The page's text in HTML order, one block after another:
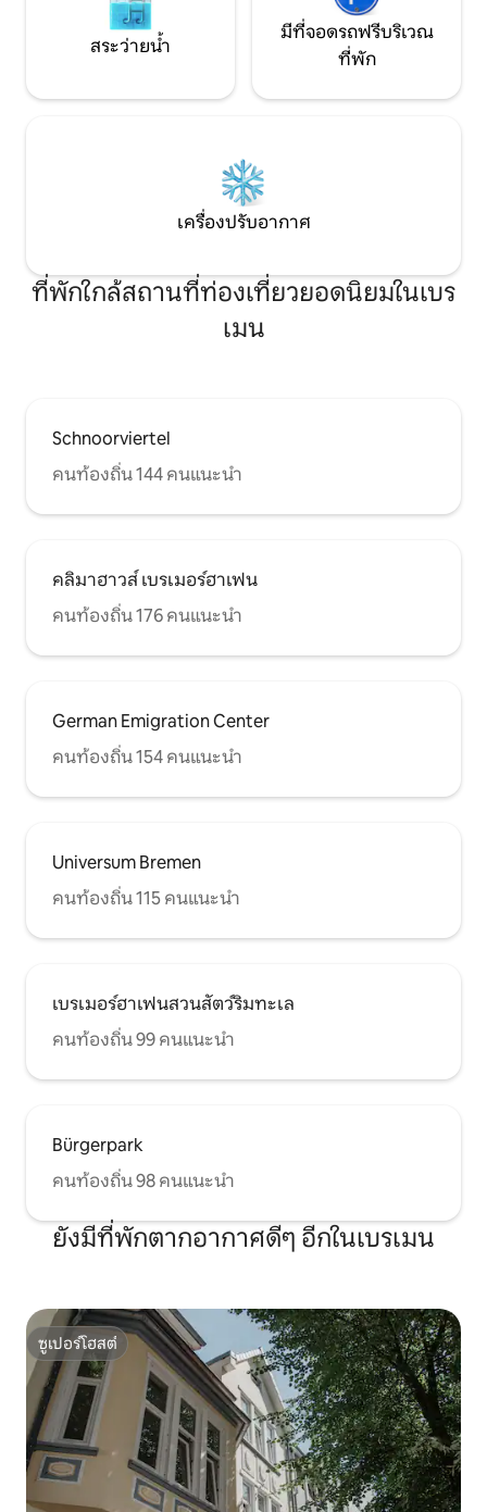
สระว่ายน้ำ
มีที่จอดรถฟรีบริเวณ
ที่พัก
เครื่องปรับอากาศ
ที่พักใกล้สถานที่ท่องเที่ยวยอดนิยมในเบร
เมน
Schnoorviertel
คนท้องถิ่น 144 คนแนะนำ
คลิมาฮาวส์ เบรเมอร์ฮาเฟน
คนท้องถิ่น 176 คนแนะนำ
German Emigration Center
คนท้องถิ่น 154 คนแนะนำ
Universum Bremen
คนท้องถิ่น 115 คนแนะนำ
เบรเมอร์ฮาเฟนสวนสัตว์ริมทะเล
คนท้องถิ่น 99 คนแนะนำ
Bürgerpark
คนท้องถิ่น 98 คนแนะนำ
ยังมีที่พักตากอากาศดีๆ อีกในเบรเมน
ซูเปอร์โฮสต์
ซูเปอร์โฮสต์